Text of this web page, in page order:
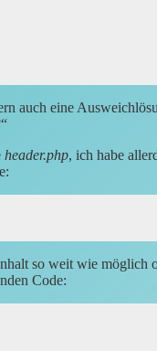
auch eine
header.php, ich habe
so weit wie möglich
Code: